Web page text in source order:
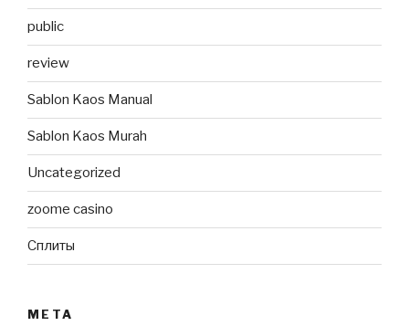
public
review
Sablon Kaos Manual
Sablon Kaos Murah
Uncategorized
zoome casino
Сплиты
META